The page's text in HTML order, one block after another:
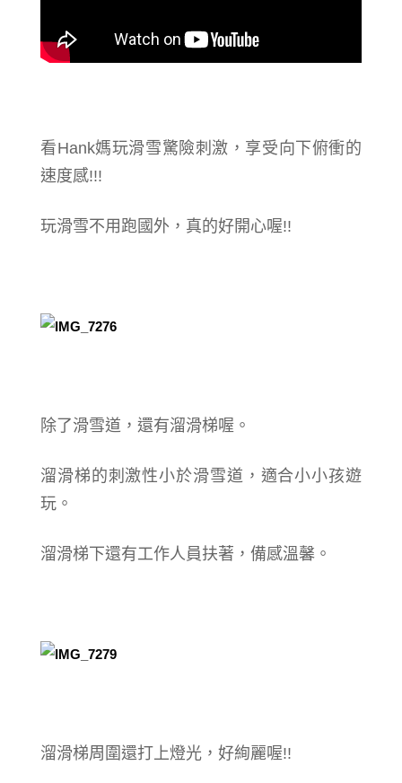
看Hank媽玩滑雪驚險刺激，享受向下俯衝的
速度感!!!
玩滑雪不用跑國外，真的好開心喔!!
除了滑雪道，還有溜滑梯喔。
溜滑梯的刺激性小於滑雪道，適合小小孩遊
玩。
溜滑梯下還有工作人員扶著，備感溫馨。
溜滑梯周圍還打上燈光，好絢麗喔!!